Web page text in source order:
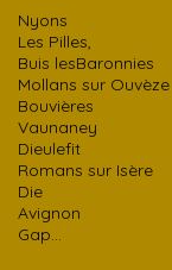
Nyons
Les Pilles,
Buis lesBaronnies
Mollans sur Ouvèze
Bouvières
Vaunaney
Dieulefit
Romans sur Isère
Die
Avignon
Gap…